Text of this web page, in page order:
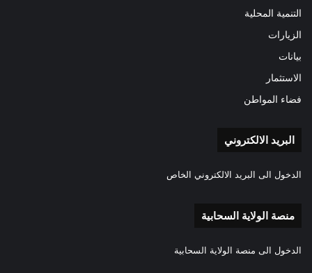
التنمية المحلية
الزيارات
بيانات
الاستثمار
فضاء المواطن
البريد الالكتروني
الدخول الى البريد الالكتروني الخاص
منصة الولاية السحابية
الدخول الى منصة الولاية السحابية